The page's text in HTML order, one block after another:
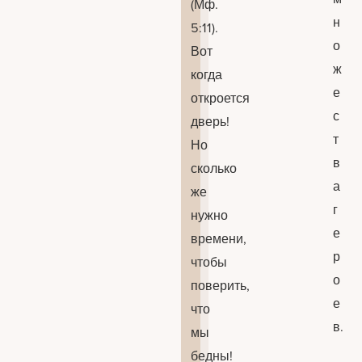
5:11).
Вот
когда
откроется
дверь!
Но
сколько
же
нужно
времени,
чтобы
поверить,
что
мы
бедны!
н
о
ж
е
с
т
в
а
г
е
р
о
е
в.